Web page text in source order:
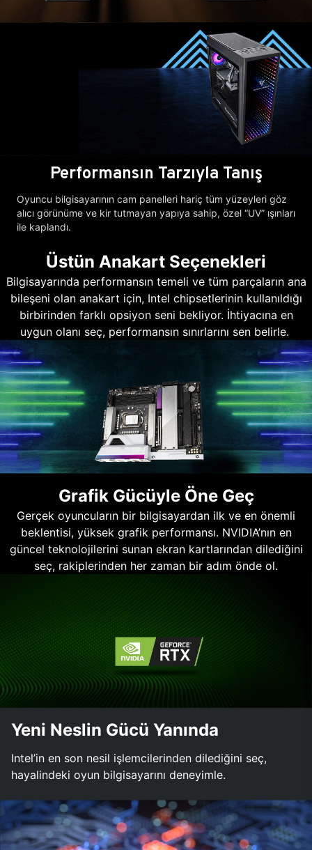
Performansın Tarzıyla Tanış
Oyuncu bilgisayarının cam panelleri hariç tüm yüzeyleri göz
alıcı görünüme ve kir tutmayan yapıya sahip, özel “UV” ışınları
ile kaplandı.
Üstün Anakart Seçenekleri
Bilgisayarında performansın temeli ve tüm parçaların ana
bileşeni olan anakart için, Intel chipsetlerinin kullanıldığı
birbirinden farklı opsiyon seni bekliyor. İhtiyacına en
uygun olanı seç, performansın sınırlarını sen belirle.
Grafik Gücüyle Öne Geç
Gerçek oyuncuların bir bilgisayardan ilk ve en önemli
beklentisi, yüksek grafik performansı. NVIDIA’nın en
güncel teknolojilerini sunan ekran kartlarından dilediğini
seç, rakiplerinden her zaman bir adım önde ol.
Yeni Neslin Gücü Yanında
Intel’in en son nesil işlemcilerinden dilediğini seç,
hayalindeki oyun bilgisayarını deneyimle.